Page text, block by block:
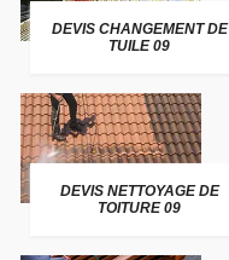
DEVIS CHANGEMENT DE
TUILE 09
DEVIS NETTOYAGE DE
TOITURE 09